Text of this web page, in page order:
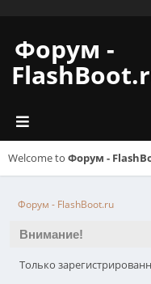
Форум -
Welcome to Форум -
Форум - FlashBoot.ru
Внимание!
Только